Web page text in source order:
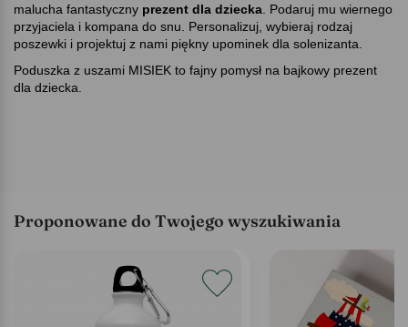
malucha fantastyczny prezent dla dziecka . Podaruj mu wiernego
przyjaciela i kompana do snu. Personalizuj, wybieraj rodzaj
poszewki i projektuj z nami piękny upominek dla solenizanta.
Poduszka z uszami MISIEK to fajny pomysł na bajkowy prezent
dla dziecka.
Proponowane do Twojego wyszukiwania